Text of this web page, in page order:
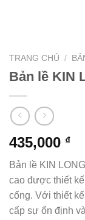
TRANG CHỦ /
Bản lề KIN
435,000 ₫
Bản lề KIN
cao được thiết
cổng. Với thiết
cấp sự ổn định